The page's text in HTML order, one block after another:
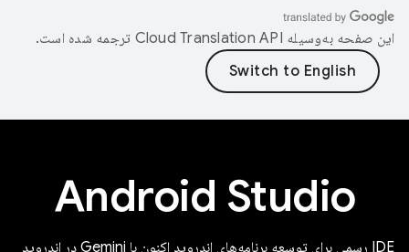
این صفحه به‌وسیله ترجمه شده است.
Android Studio
IDE رسمی برای توسعه برنامه‌های اندروید اکنون با Gemini در اندروید